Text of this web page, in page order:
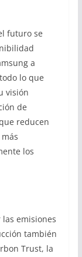
futuro se
a
lo que
visión
de
reducen
los
emisiones
también
Trust, la